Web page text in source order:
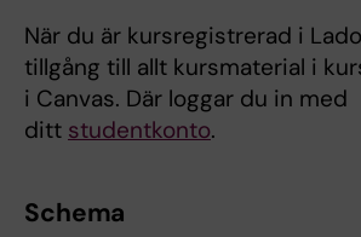
När du är kursregistrerad i
tillgång till allt kursmaterial i
i Canvas. Där loggar du in med
ditt studentkonto.
Schema